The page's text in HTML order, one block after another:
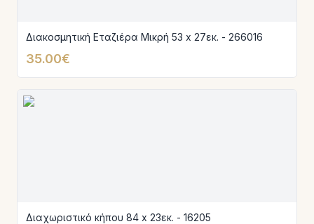
Διακοσμητική Εταζιέρα Μικρή 53 x 27εκ. - 266016
35.00€
Διαχωριστικό κήπου 84 x 23εκ. - 16205